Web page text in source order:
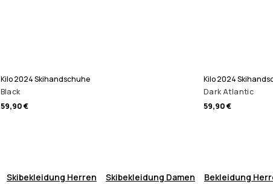
Kilo 2024 Skihandschuhe
Black
59,90 €
Kilo 2024
Dark Atlantic
59,90 €
Skibekleidung Herren Skibekleidung Damen Bekleidung